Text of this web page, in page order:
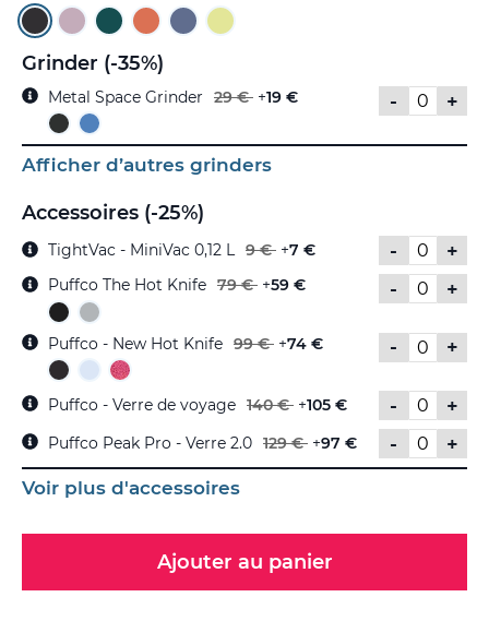
Grinder (-35%)
-
+
Metal Space Grinder 29 € +19 €
Afficher d’autres grinders
Accessoires (-25%)
-
+
TightVac - MiniVac 0,12 L 9 € +7 €
- +
Puffco The Hot Knife 79 € +59 €
- +
Puffco - New Hot Knife 99 € +74 €
- +
Puffco - Verre de voyage 140 € +105 €
- +
Puffco Peak Pro - Verre 2.0 129 € +97 €
Voir plus d'accessoires
Ajouter au panier